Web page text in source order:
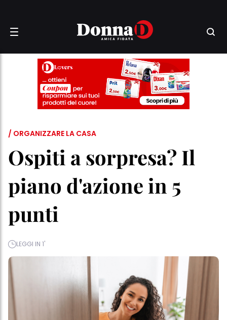
/ ORGANIZZARE LA CASA
Ospiti a sorpresa? Il
piano d'azione in 5
punti
LEGGI IN 1'